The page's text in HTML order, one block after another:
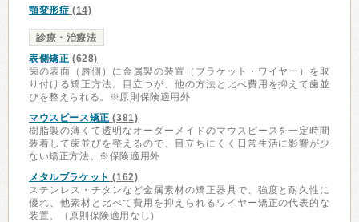
顎変形症 (14)
診療・治療法
表側矯正 (628)
歯の表面（唇側）に金属製の装置（ブラケット・ワイヤー）を取
り付ける矯正方法。目立つが、他の方法と比べ費用を抑えて歯並
びを整えられる。※原則保険適用外
マウスピース矯正 (381)
樹脂製の薄くて透明なオーダーメイドのマウスピースを一定時間
装着して歯並びを整えるので、目立ちにくく日常生活に影響が少
ない矯正方法。※保険適用外
メタルブラケット (162)
ステンレス・チタンなど金属素材の矯正器具で、強度と耐久性に
優れ、他素材と比べて費用を抑えられるワイヤー矯正の代表的な
装置。（原則保険適用なし）